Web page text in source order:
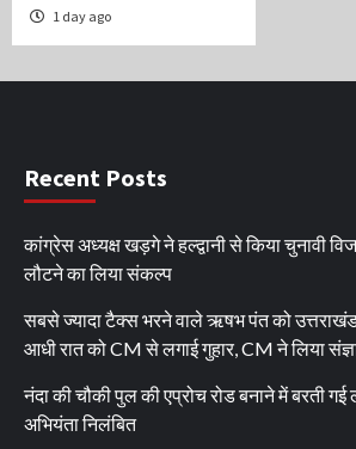
1 day ago
Recent Posts
कांग्रेस अध्यक्ष खड़गे ने हल्द्वानी से किया चुनावी
लौटने का लिया संकल्प
सबसे ज्यादा टैक्स भरने वाले ऋषभ पंत को उत्तराखंड
आधी रात को CM से लगाई गुहार, CM ने लिया
नंदा की चौकी पुल की एप्रोच रोड बनाने में बरती गई
अभियंता निलंबित